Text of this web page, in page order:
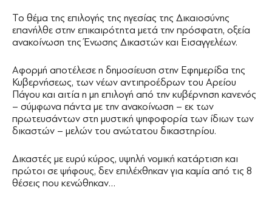
Το θέμα της επιλογής της ηγεσίας της Δικαιοσύνης
επανήλθε στην επικαιρότητα μετά την πρόσφατη, οξεία
ανακοίνωση της Ένωσης Δικαστών και Εισαγγελέων.
Αφορμή αποτέλεσε η δημοσίευση στην Εφημερίδα της
Κυβερνήσεως, των νέων αντιπροέδρων του Αρείου
Πάγου και αιτία η μη επιλογή από την κυβέρνηση κανενός
– σύμφωνα πάντα με την ανακοίνωση – εκ των
πρωτευσάντων στη μυστική ψηφοφορία των ίδιων των
δικαστών – μελών του ανώτατου δικαστηρίου.
Δικαστές με ευρύ κύρος, υψηλή νομική κατάρτιση και
πρώτοι σε ψήφους, δεν επιλέχθηκαν για καμία από τις 8
θέσεις που κενώθηκαν…